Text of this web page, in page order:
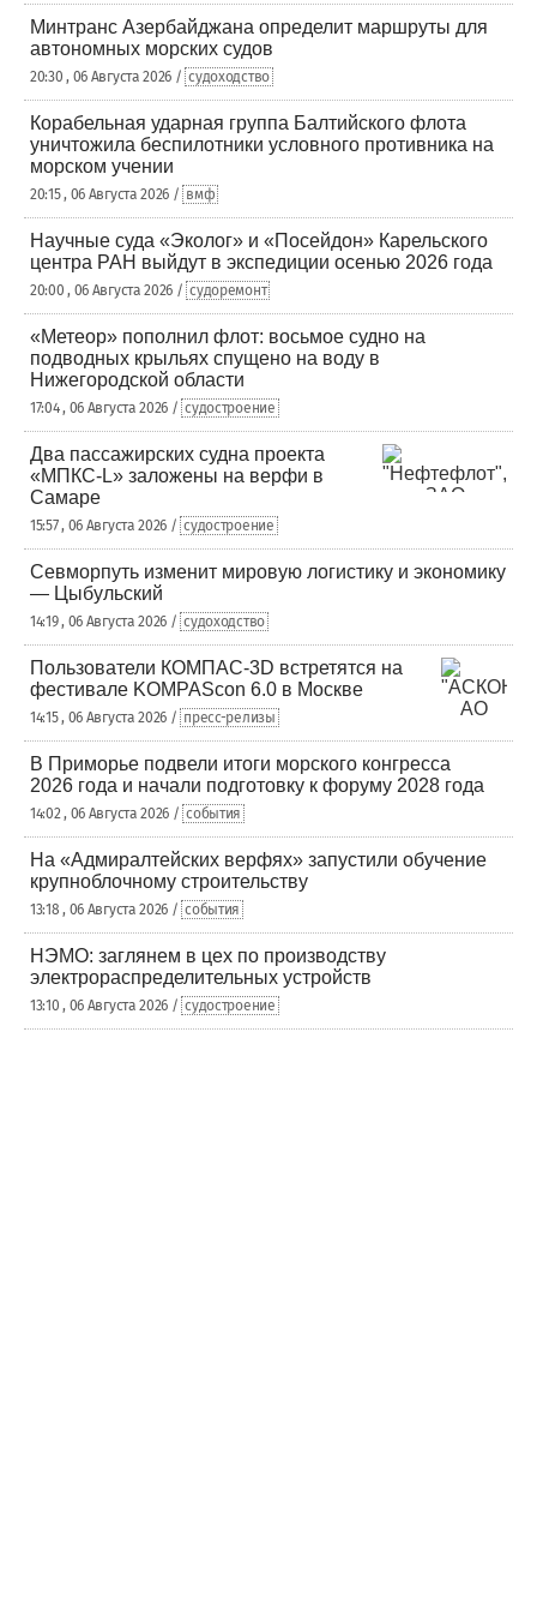
Минтранс Азербайджана определит маршруты для
автономных морских судов
20:30 , 06 Августа 2026 / судоходство
Корабельная ударная группа Балтийского флота
уничтожила беспилотники условного противника на
морском учении
20:15 , 06 Августа 2026 / вмф
Научные суда «Эколог» и «Посейдон» Карельского
центра РАН выйдут в экспедиции осенью 2026 года
20:00 , 06 Августа 2026 / судоремонт
«Метеор» пополнил флот: восьмое судно на
подводных крыльях спущено на воду в
Нижегородской области
17:04 , 06 Августа 2026 / судостроение
Два пассажирских судна проекта
«МПКС-L» заложены на верфи в
Самаре
15:57 , 06 Августа 2026 / судостроение
Севморпуть изменит мировую логистику и экономику
— Цыбульский
14:19 , 06 Августа 2026 / судоходство
Пользователи КОМПАС-3D встретятся на
фестивале KOMPAScon 6.0 в Москве
14:15 , 06 Августа 2026 / пресс-релизы
В Приморье подвели итоги морского конгресса
2026 года и начали подготовку к форуму 2028 года
14:02 , 06 Августа 2026 / события
На «Адмиралтейских верфях» запустили обучение
крупноблочному строительству
13:18 , 06 Августа 2026 / события
НЭМО: заглянем в цех по производству
электрораспределительных устройств
13:10 , 06 Августа 2026 / судостроение